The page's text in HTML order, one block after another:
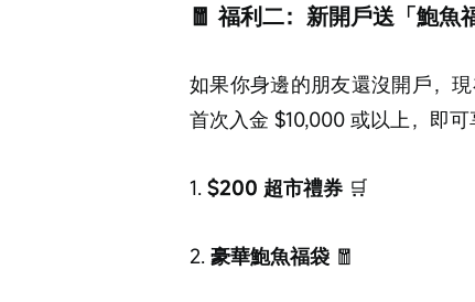
🧧 福利二：新開戶送「鮑魚
如果你身邊的朋友還沒開戶，
首次入金 $10,000 或以上，即可
1. $200 超市禮券 🛒
2. 豪華鮑魚福袋 🧧